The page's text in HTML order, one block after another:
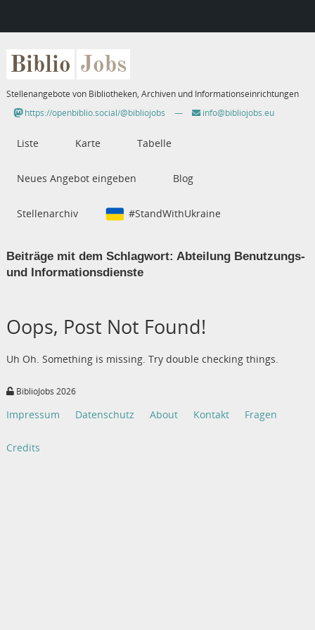
Biblio Jobs
Stellenangebote von Bibliotheken, Archiven und Informationseinrichtungen
https://openbiblio.social/@bibliojobs
— info@bibliojobs.eu
Liste Karte Tabelle
Neues Angebot eingeben Blog
Stellenarchiv #StandWithUkraine
Beiträge mit dem Schlagwort: Abteilung Benutzungs-
und Informationsdienste
Oops, Post Not Found!
Uh Oh. Something is missing. Try double checking things.
BiblioJobs 2026
Impressum Datenschutz About Kontakt Fragen
Credits